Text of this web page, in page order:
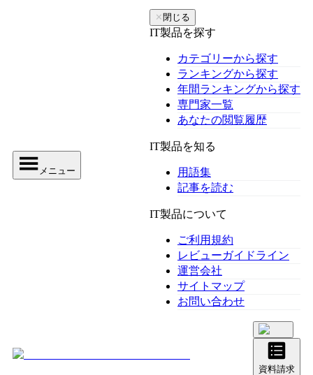
メニュー
✕ 閉じる
IT製品を探す
カテゴリーから探す
ランキングから探す
年間ランキングから探す
専門家一覧
あなたの閲覧履歴
IT製品を知る
用語集
記事を読む
IT製品について
ご利用規約
レビューガイドライン
運営会社
サイトマップ
お問い合わせ
資料請求